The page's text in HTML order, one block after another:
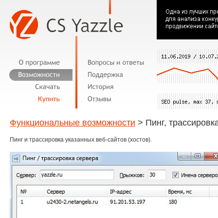
Функциональные возможности > Пинг,
Пинг и трассировка указанных веб-сайтов (хостов).